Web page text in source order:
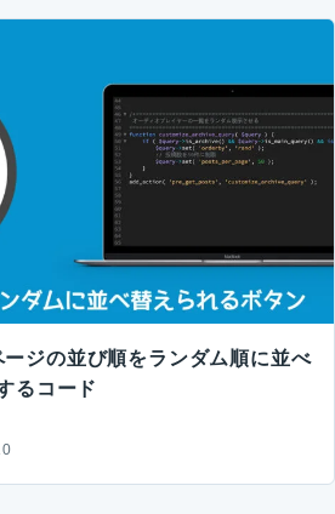
ジの並び順をランダム順に並べ
るコード